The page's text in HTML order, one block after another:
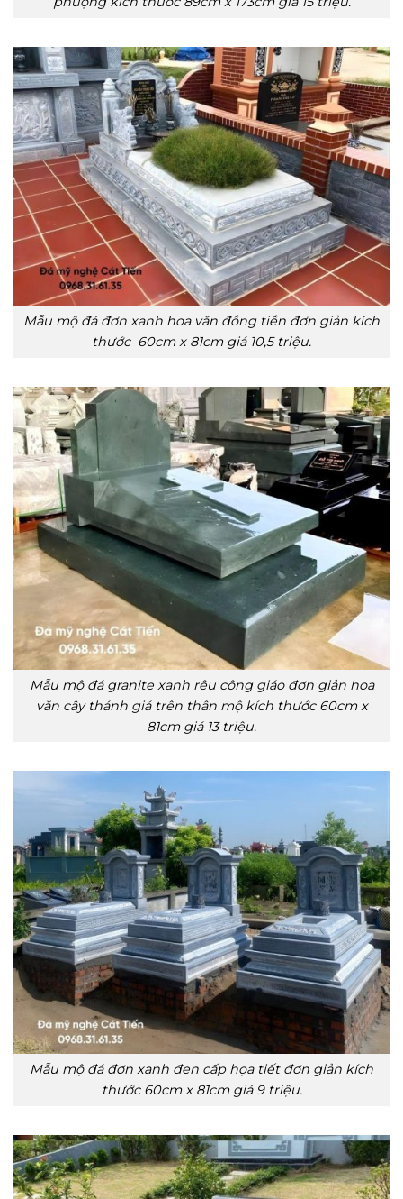
Mẫu mộ đá đơn xanh hoa văn đồng tiền đơn giản kích
thước 60cm x 81cm giá 10,5 triệu.
Mẫu mộ đá granite xanh rêu công giáo đơn giản hoa
văn cây thánh giá trên thân mộ kích thước 60cm x
81cm giá 13 triệu.
Mẫu mộ đá đơn xanh đen cấp họa tiết đơn giản kích
thước 60cm x 81cm giá 9 triệu.